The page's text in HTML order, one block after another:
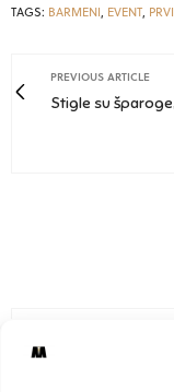
TAGS: BARMENI, EVENT,
PREVIOUS ARTICLE
Stigle su